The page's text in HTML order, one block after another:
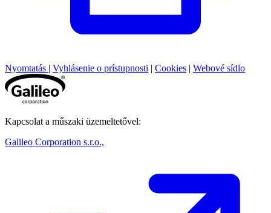
Nyomtatás | Vyhlásenie o prístupnosti | Cookies | Webové sídlo
Kapcsolat a műszaki üzemeltetővel:
Galileo Corporation s.r.o.,